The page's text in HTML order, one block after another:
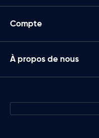
Compte
À propos de nous